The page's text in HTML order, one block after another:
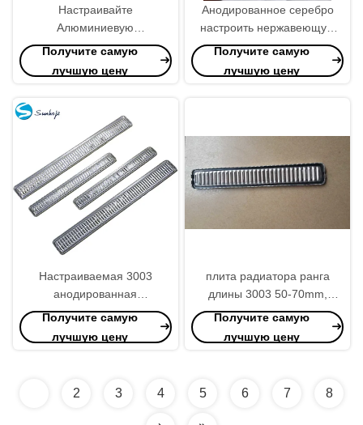
Настраивайте
Алюминиевую
Радиаторную Пластинку из
Получите самую
лучшую цену
Анодированное серебро
настроить нержавеющую
сталь алюминиевой
радиаторной пластины для
индивидуальных решений
Получите самую
лучшую цену
Настраиваемая 3003
анодированная
алюминиевая пластина
Получите самую
лучшую цену
плита радиатора ранга
длины 3003 50-70mm,
плита выхода радиатора
Получите самую
лучшую цену
2 3 4 5 6 7 8